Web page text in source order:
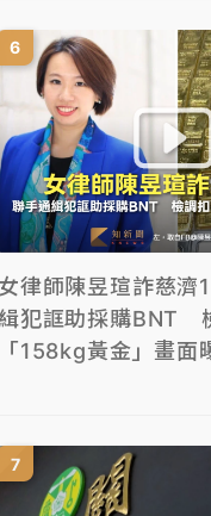
女律師陳昱瑄詐慈濟
緝犯誆助採購BNT
「158kg黃金」畫面